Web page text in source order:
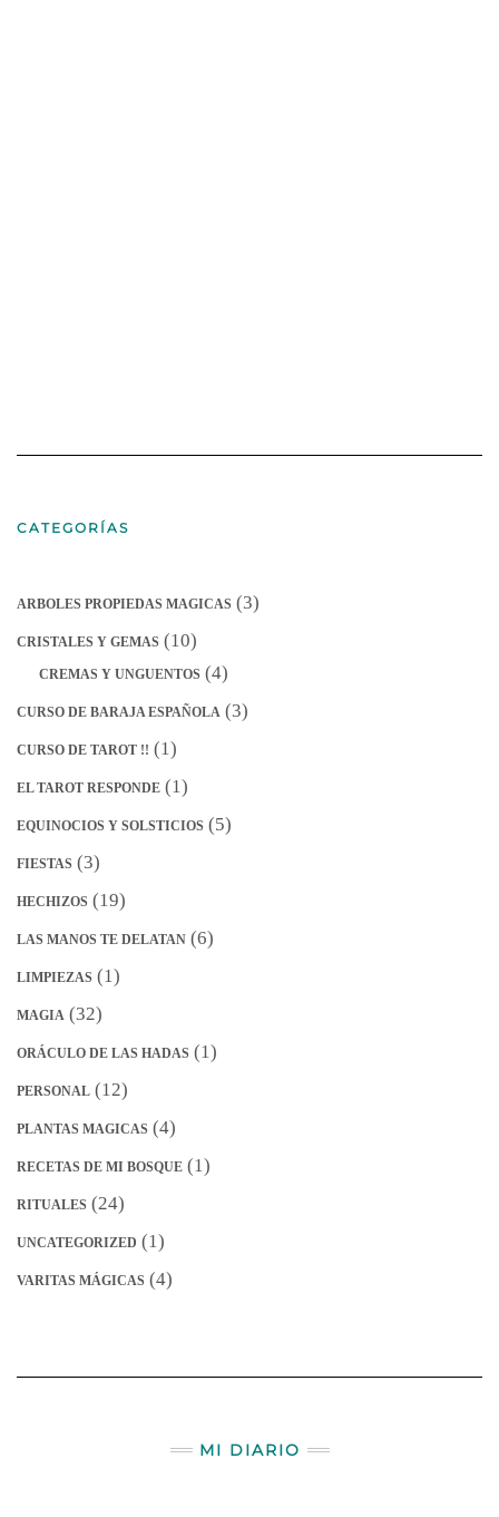
CATEGORÍAS
ARBOLES PROPIEDAS MAGICAS (3)
CRISTALES Y GEMAS (10)
CREMAS Y UNGUENTOS (4)
CURSO DE BARAJA ESPAÑOLA (3)
CURSO DE TAROT !! (1)
EL TAROT RESPONDE (1)
EQUINOCIOS Y SOLSTICIOS (5)
FIESTAS (3)
HECHIZOS (19)
LAS MANOS TE DELATAN (6)
LIMPIEZAS (1)
MAGIA (32)
ORÁCULO DE LAS HADAS (1)
PERSONAL (12)
PLANTAS MAGICAS (4)
RECETAS DE MI BOSQUE (1)
RITUALES (24)
UNCATEGORIZED (1)
VARITAS MÁGICAS (4)
MI DIARIO